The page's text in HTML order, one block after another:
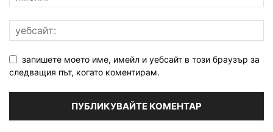
запишете моето име, имейл и уебсайт в този браузър за
следващия път, когато коментирам.